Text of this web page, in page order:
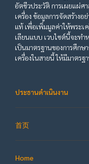
อัตชีวประวัติ การเผยแผ่ศ
เครื่อง ข้อมูลการจัดสร้าง
แท้ เพื่อเพิ่มมูลค่าให้พระเ
เลียนแบบ เวบไซต์นี้จะท
เป็นมาตรฐานของการศึก
เครื่องในสายนี้ ให้มีมาตร
ประธานดำเนินงาน
首页
Home